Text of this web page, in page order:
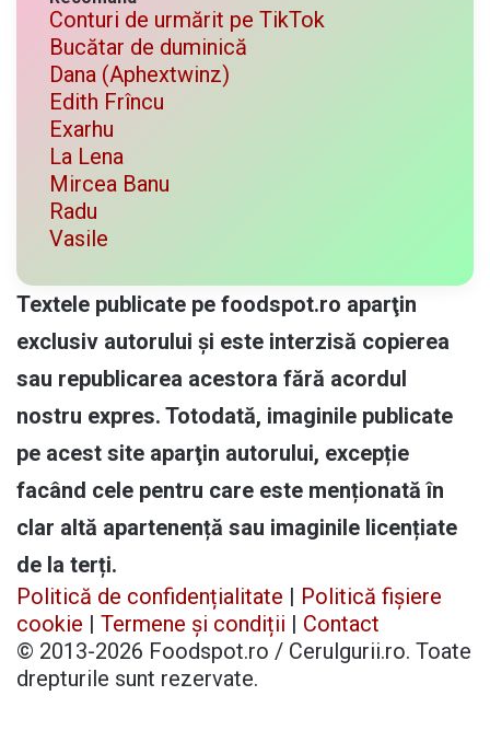
Conturi de urmărit pe TikTok
Bucătar de duminică
Dana (Aphextwinz)
Edith Frîncu
Exarhu
La Lena
Mircea Banu
Radu
Vasile
Textele publicate pe foodspot.ro aparţin
exclusiv autorului și este interzisă copierea
sau republicarea acestora fără acordul
nostru expres. Totodată, imaginile publicate
pe acest site aparţin autorului, excepție
facând cele pentru care este menționată în
clar altă apartenență sau imaginile licențiate
de la terți.
Politică de confidențialitate | Politică fișiere
cookie | Termene și condiții | Contact
© 2013-2026 Foodspot.ro / Cerulgurii.ro. Toate
drepturile sunt rezervate.